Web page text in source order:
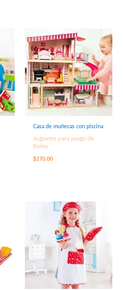
Casa de muñecas con piscina
Juguetes para juego de
Roles
$270.00